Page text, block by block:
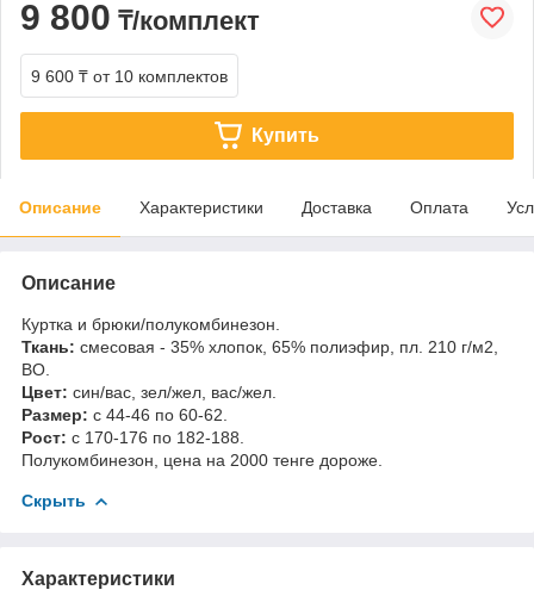
9 800 ₸/комплект
9 600 ₸ от 10 комплектов
Купить
Описание Характеристики Доставка Оплата
Описание
Куртка и брюки/полукомбинезон.
Ткань: смесовая - 35% хлопок, 65% полиэфир, пл. 210 г/м2,
ВО.
Цвет: син/вас, зел/жел, вас/жел.
Размер: с 44-46 по 60-62.
Рост: с 170-176 по 182-188.
Полукомбинезон, цена на 2000 тенге дороже.
Скрыть
Характеристики